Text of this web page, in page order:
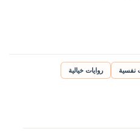
نفسية روايات خيالية